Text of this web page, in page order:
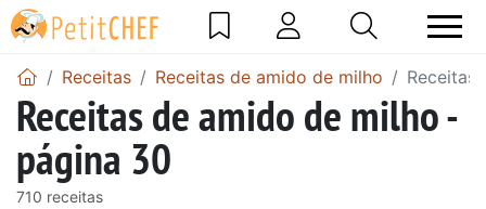
Receitas Receitas de amido de milho Receitas
Receitas de amido de milho -
página 30
710 receitas